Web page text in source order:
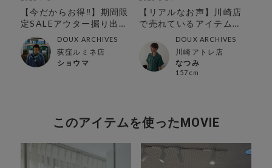
【今だからお得‼︎】期間限
定SALEアウター掘り出し
DOUX ARCHIVES
荻窪ルミネ店
ショウマ
【リアルなお声】川崎店
で売れているアイテム
DOUX ARCHIVES
川崎アトレ店
なつみ
157cm
このアイテムを使ったMOVIE